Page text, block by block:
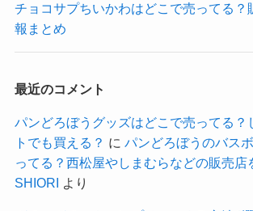
チョコサプちいかわはどこで売ってる？
報まとめ
最近のコメント
パンどろぼうグッズはどこで売ってる？
トでも買える？ に パンどろぼうのバス
ってる？西松屋やしまむらなどの販売店
SHIORI より